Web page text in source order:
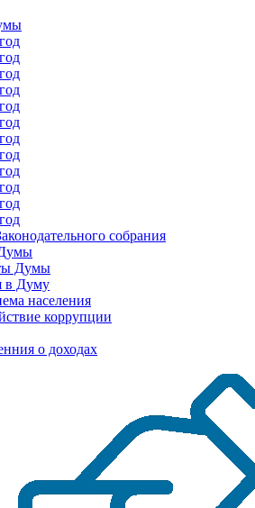
собрания
Думы
в Думу
населения
коррупции
о доходах